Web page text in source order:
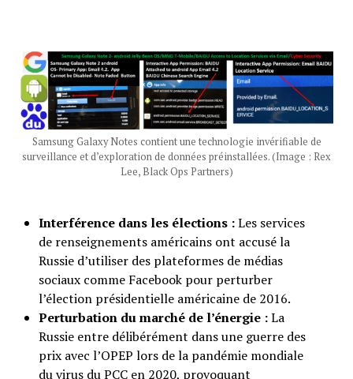
Samsung Galaxy Notes contient une technologie invérifiable de
surveillance et d’exploration de données préinstallées. (Image : Rex
Lee, Black Ops Partners)
Interférence dans les élections :Les services
de renseignements américains ont accusé la
Russie d’utiliser des plateformes de médias
sociaux comme Facebook pour perturber
l’élection présidentielle américaine de 2016.
Perturbation du marché de l’énergie :La
Russie entre délibérément dans une guerre des
prix avec l’OPEP lors de la pandémie mondiale
du virus du PCC en 2020, provoquant